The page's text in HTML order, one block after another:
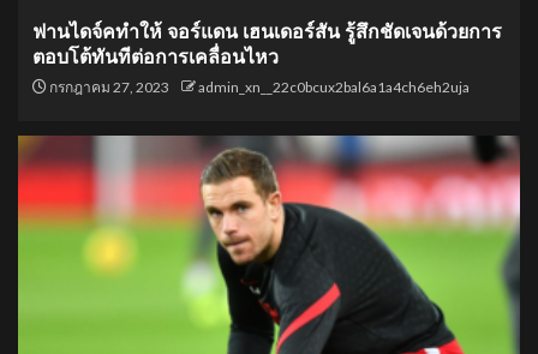
ฟานไดจ์คทำให้ จอร์แดน เฮนเดอร์สัน รู้สึกชัดเจนด้วยการ
ตอบโต้ทันทีต่อการเคลื่อนไหว
กรกฎาคม 27, 2023 admin_xn__22c0bcux2bal6a1a4ch6eh2uja